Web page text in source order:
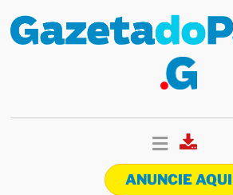
ANUNCIE AQUI